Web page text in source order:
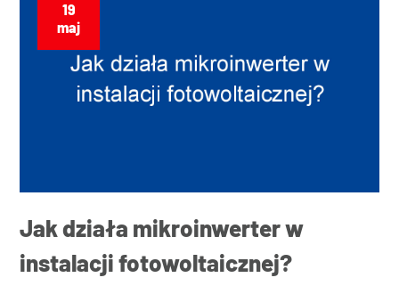
19
maj
Jak działa mikroinwerter w
instalacji fotowoltaicznej?